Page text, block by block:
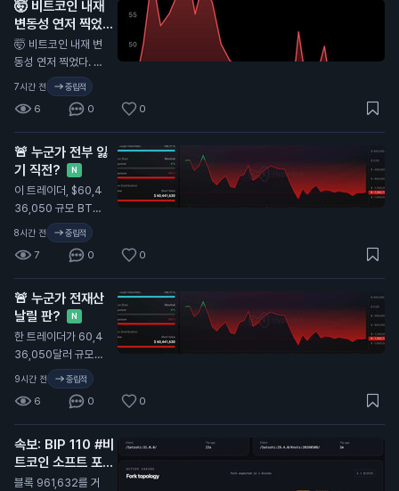
으로는 SOL이 더 약
세. BTC가 시장을 받
쳐주고, ETH는 탄탄
하게 버티는 중, SOL
은 모멘텀을 되찾아야
함. 패닉 금지. 추격 금
지. 유동성, 거래량, 주
요 지지선 체크. 다음
큰 움직임은 감정이
아니라 준비한 사람에
게 보상함. 인내하고,
정보 챙기자. DYOR.
🤯 비트코인 내재
변동성 연저 찍었다.
이게 뭔 뜻인지 알지
N
🤯 비트코인 내재 변
동성 연저 찍었다. 이
게 뭔 뜻인지 알지...
7시간 전 중립적
6 0 0
🚨 누군가 전부 잃
기 직전?
N
이 트레이더, $60,4
36,050 규모 BTC
숏 잡음. 청산가: $6
5,313.1 — 올청산까
지 $350 남음.
8시간 전 중립적
7 0 0
🚨 누군가 전재산
날릴 판?
N
한 트레이더가 60,4
36,050달러 규모의
BTC 숏 포지션을 열
었음. 청산가: 65,31
3.1달러 완전 청산까
지 불과 350달러 차
이.
9시간 전 중립적
6 0 0
속보: BIP 110 #비
트코인 소프트 포크
가 공식적으로 실패
블록 961,632를 거